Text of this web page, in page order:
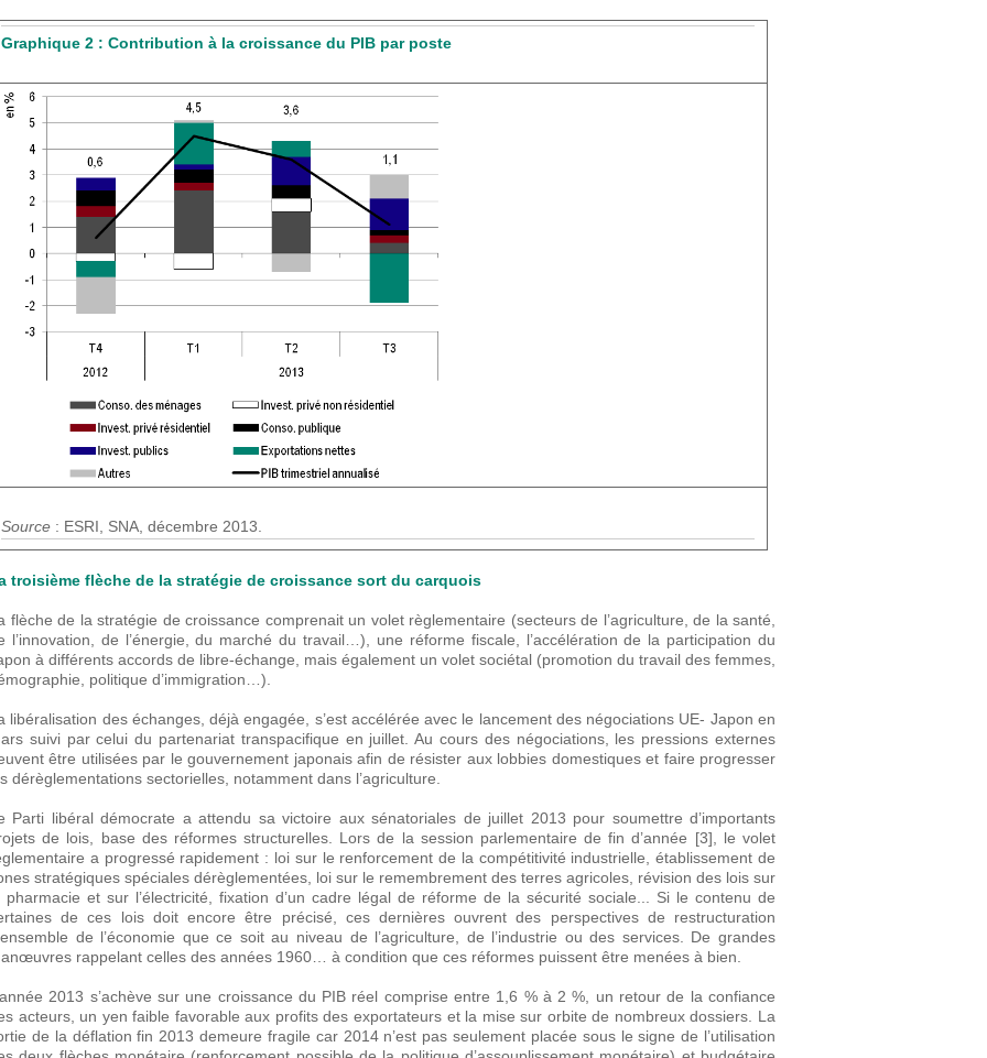
Graphique 2 : Contribution à la croissance du PIB par poste
Source : ESRI, SNA, décembre 2013.
troisième flèche de la stratégie de croissance sort du carquois
flèche de la stratégie de croissance comprenait un volet règlementaire (secteurs de l’agriculture, de la santé,
l’innovation, de l’énergie, du marché du travail…), une réforme fiscale, l’accélération de la participation du
à différents accords de libre-échange, mais également un volet sociétal (promotion du travail des femmes,
politique d’immigration…).
libéralisation des échanges, déjà engagée, s’est accélérée avec le lancement des négociations UE- Japon en
suivi par celui du partenariat transpacifique en juillet. Au cours des négociations, les pressions externes
être utilisées par le gouvernement japonais afin de résister aux lobbies domestiques et faire progresser
dérèglementations sectorielles, notamment dans l’agriculture.
Parti libéral démocrate a attendu sa victoire aux sénatoriales de juillet 2013 pour soumettre d’importants
de lois, base des réformes structurelles. Lors de la session parlementaire de fin d’année [3], le volet
a progressé rapidement : loi sur le renforcement de la compétitivité industrielle, établissement de
stratégiques spéciales dérèglementées, loi sur le remembrement des terres agricoles, révision des lois sur
pharmacie et sur l’électricité, fixation d’un cadre légal de réforme de la sécurité sociale... Si le contenu de
de ces lois doit encore être précisé, ces dernières ouvrent des perspectives de restructuration
de l’économie que ce soit au niveau de l’agriculture, de l’industrie ou des services. De grandes
rappelant celles des années 1960… à condition que ces réformes puissent être menées à bien.
2013 s’achève sur une croissance du PIB réel comprise entre 1,6 % à 2 %, un retour de la confiance
acteurs, un yen faible favorable aux profits des exportateurs et la mise sur orbite de nombreux dossiers. La
de la déflation fin 2013 demeure fragile car 2014 n’est pas seulement placée sous le signe de l’utilisation